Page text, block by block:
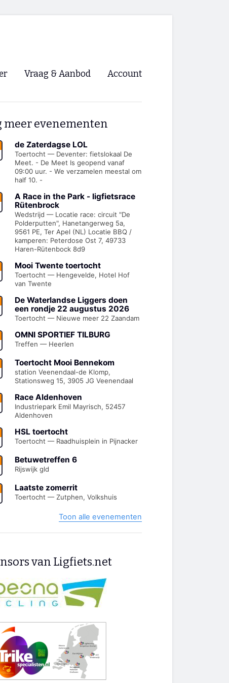
NVHPV
🡺
🡺
Vraag & Aanbod Account
Registreren
meer evenementen
de Zaterdagse LOL
Toertocht — Deventer: fietslokaal De
Meet. - De Meet Is geopend vanaf
09:00 uur. - We verzamelen meestal om
half 10. -
A Race in the Park - ligfietsrace
Rütenbrock
Wedstrijd — Locatie race: circuit "De
Polderputten", Hanetangerweg 5a,
9561 PE, Ter Apel (NL) Locatie BBQ /
kamperen: Peterdose Ost 7, 49733
Haren-Rütenbock 8d9
Mooi Twente toertocht
Toertocht — Hengevelde, Hotel Hof
van Twente
De Waterlandse Liggers doen
een rondje 22 augustus 2026
Toertocht — Nieuwe meer 22 Zaandam
OMNI SPORTIEF TILBURG
Treffen — Heerlen
Toertocht Mooi Bennekom
station Veenendaal-de Klomp,
Stationsweg 15, 3905 JG Veenendaal
Race Aldenhoven
Industriepark Emil Mayrisch, 52457
Aldenhoven
HSL toertocht
Toertocht — Raadhuisplein in Pijnacker
Betuwetreffen 6
Rijswijk gld
Laatste zomerrit
Toertocht — Zutphen, Volkshuis
Toon alle evenementen
van Ligfiets.net